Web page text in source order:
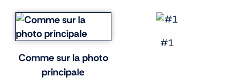
Comme sur la photo
principale
#1